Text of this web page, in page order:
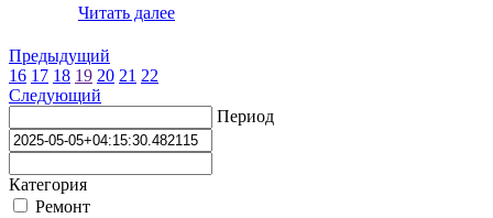
Читать далее
Предыдущий
16 17 18 19 20 21 22
Следующий
Период
Категория
Ремонт